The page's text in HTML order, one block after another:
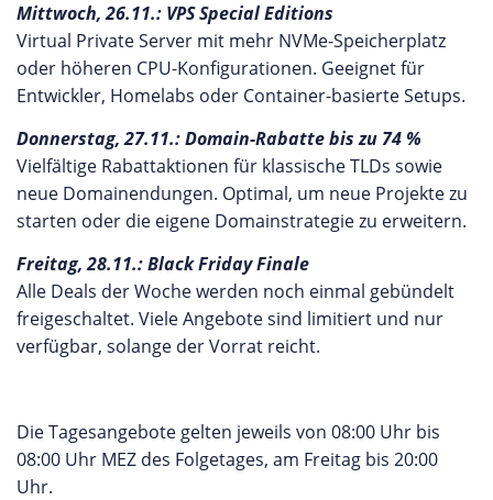
Mittwoch, 26.11.: VPS Special Editions
Virtual Private Server mit mehr NVMe-Speicherplatz
oder höheren CPU-Konfigurationen. Geeignet für
Entwickler, Homelabs oder Container-basierte Setups.
Donnerstag, 27.11.: Domain-Rabatte bis zu 74 %
Vielfältige Rabattaktionen für klassische TLDs sowie
neue Domainendungen. Optimal, um neue Projekte zu
starten oder die eigene Domainstrategie zu erweitern.
Freitag, 28.11.: Black Friday Finale
Alle Deals der Woche werden noch einmal gebündelt
freigeschaltet. Viele Angebote sind limitiert und nur
verfügbar, solange der Vorrat reicht.
Die Tagesangebote gelten jeweils von 08:00 Uhr bis
08:00 Uhr MEZ des Folgetages, am Freitag bis 20:00
Uhr.